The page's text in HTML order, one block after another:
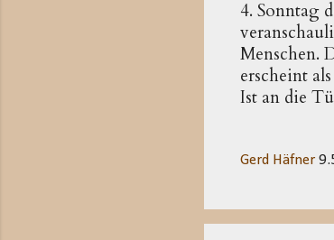
4. Sonntag
Menschen.
erscheint
Ist an die
zu den
erheben
Gerd Häfner